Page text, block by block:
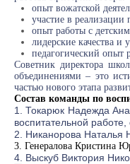
опыт вожатской
участие в
опыт работы с
лидерские качества и
педагогический опыт
Советник директора
объединениями – это
частью нового этапа
Cостав команды по
1. Токарюк Надежда
воспитательной
2. Никанорова Наталья
3. Генералова Кристина
4. Выскуб Виктория